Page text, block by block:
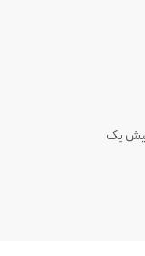
به قشم و کیش یک